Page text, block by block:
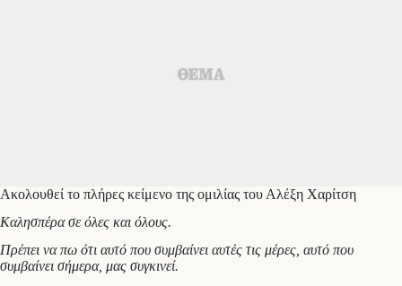
Ακολουθεί το πλήρες κείμενο της ομιλίας του Αλέξη Χαρίτση
Καλησπέρα σε όλες και όλους.
Πρέπει να πω ότι αυτό που συμβαίνει αυτές τις μέρες, αυτό που
συμβαίνει σήμερα, μας συγκινεί.